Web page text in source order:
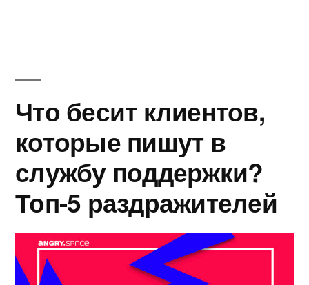
Что бесит клиентов,
которые пишут в
службу поддержки?
Топ-5 раздражителей